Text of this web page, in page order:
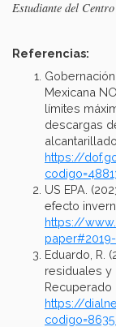
Estudiante del
Referencias:
Mexicana
límites
descargas
https://
US EPA.
efecto
https://
Eduardo, R.
residuales y
Recuperado
https://